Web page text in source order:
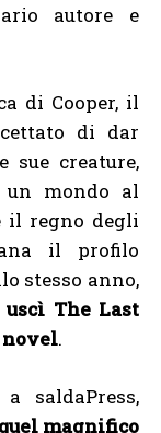
autore e
di Cooper, il
di dar
sue creature,
un mondo al
il regno degli
il profilo
stesso anno,
uscì The Last
.
saldaPress,
magnifico